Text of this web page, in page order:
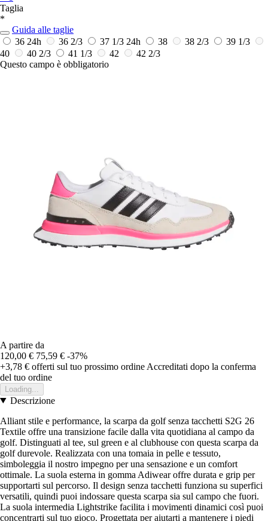
Taglia
*
Guida alle taglie
36 24h 36 2/3 37 1/3 24h 38 38 2/3
39 1/3
40
40 2/3 41 1/3 42
42 2/3
Questo campo è obbligatorio
A partire da
120,00 € 75,59 € -37%
+3,78 € offerti sul tuo prossimo ordine Accreditati dopo la conferma
del tuo ordine
Loading...
Descrizione
Alliant stile e performance, la scarpa da golf senza tacchetti S2G 26
Textile offre una transizione facile dalla vita quotidiana al campo da
golf. Distinguati al tee, sul green e al clubhouse con questa scarpa da
golf durevole. Realizzata con una tomaia in pelle e tessuto,
simboleggia il nostro impegno per una sensazione e un comfort
ottimale. La suola esterna in gomma Adiwear offre durata e grip per
supportarti sul percorso. Il design senza tacchetti funziona su superfici
versatili, quindi puoi indossare questa scarpa sia sul campo che fuori.
La suola intermedia Lightstrike facilita i movimenti dinamici così puoi
concentrarti sul tuo gioco. Progettata per aiutarti a mantenere i piedi